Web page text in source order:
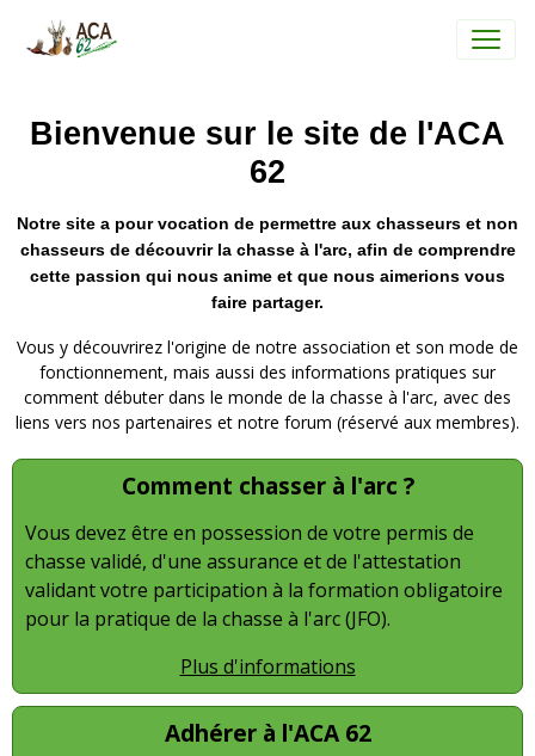
Bienvenue sur le site de l'ACA
62
Notre site a pour vocation de permettre aux chasseurs et non
chasseurs de découvrir la chasse à l'arc, afin de comprendre
cette passion qui nous anime et que nous aimerions vous
faire partager.
Vous y découvrirez l'origine de notre association et son mode de
fonctionnement, mais aussi des informations pratiques sur
comment débuter dans le monde de la chasse à l'arc, avec des
liens vers nos partenaires et notre forum (réservé aux membres).
Comment chasser à l'arc ?
Vous devez être en possession de votre permis de
chasse validé, d'une assurance et de l'attestation
validant votre participation à la formation obligatoire
pour la pratique de la chasse à l'arc (JFO).
Plus d'informations
Adhérer à l'ACA 62